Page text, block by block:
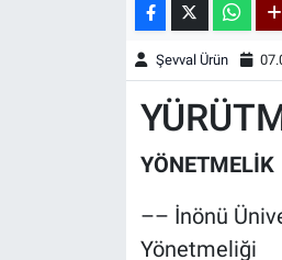
Şevval Ürün
YÖNETMELİK
–– İnönü
Yönetmeliği